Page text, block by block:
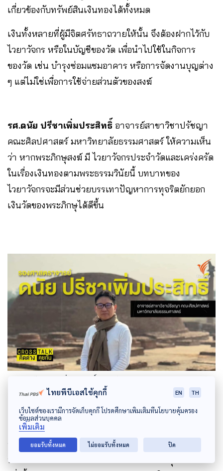
เกี่ยวข้องกับทรัพย์สินเงินทองได้ทั้งหมด
เงินทั้งหลายที่ผู้มีจิตศรัทธาถวายให้นั้น จึงต้องฝากไว้กับ
ไวยาวัจกร หรือในบัญชีของวัด เพื่อนำไปใช้ในกิจการ
ของวัด เช่น บำรุงซ่อมแซมอาคาร หรือการจัดงานบุญต่าง
ๆ แต่ไม่ใช่เพื่อการใช้จ่ายส่วนตัวของสงฆ์
รศ.ดนัย ปรีชาเพิ่มประสิทธิ์ อาจารย์สาขาวิชาปรัชญา
คณะศิลปศาสตร์ มหาวิทยาลัยธรรมศาสตร์ ให้ความเห็น
ว่า หากพระภิกษุสงฆ์ มี ไวยาวัจกรประจำวัดและเคร่งครัด
ในเรื่องเงินทองตามพระธรรมวินัยนี้ บทบาทของ
ไวยาวัจกรจะมีส่วนช่วยบรรเทาปัญหาการทุจริตยักยอก
เงินวัดของพระภิกษุได้ดีขึ้น
มหาวิทยาลัยธรรมศาสตร์
จากแรงกดดันของสังคมไทยที่เรียกร้องให้มีการตรวจสอบ
ทรัพย์สินของวัดและพระสงฆ์ เพิ่มบทลงโทษที่รุนแรงขึ้น
ไทยพีบีเอสใช้คุกกี้ EN TH
เว็บไซต์ของเรามีการจัดเก็บคุกกี้ โปรดศึกษาเพิ่มเติมที่นโยบายคุ้มครอง
ข้อมูลส่วนบุคคล
เพิ่มเติม
ยอมรับทั้งหมด ไม่ยอมรับทั้งหมด ปิด